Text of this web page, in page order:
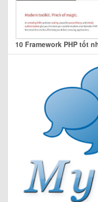
10 Framework PHP tốt